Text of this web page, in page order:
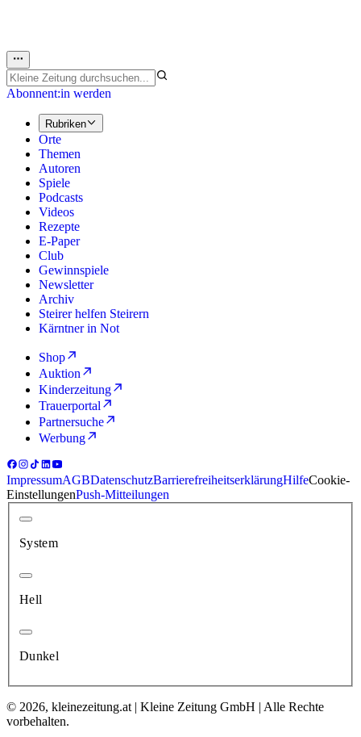
Abonnent:in werden
Rubriken
Orte
Themen
Autoren
Spiele
Podcasts
Videos
Rezepte
E-Paper
Club
Gewinnspiele
Newsletter
Archiv
Steirer helfen Steirern
Kärntner in Not
Shop
Auktion
Kinderzeitung
Trauerportal
Partnersuche
Werbung
ImpressumAGBDatenschutzBarrierefreiheitserklärungHilfeCookie-
EinstellungenPush-Mitteilungen
System
Hell
Dunkel
© 2026, kleinezeitung.at | Kleine Zeitung GmbH | Alle Rechte
vorbehalten.